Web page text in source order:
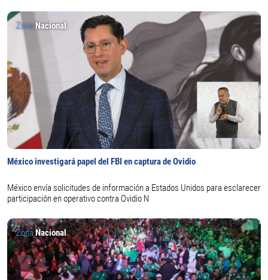
ZonaNacional
México investigará papel del FBI en captura de Ovidio
México envía solicitudes de información a Estados Unidos para esclarecer
participación en operativo contra Ovidio N
ZonaNacional